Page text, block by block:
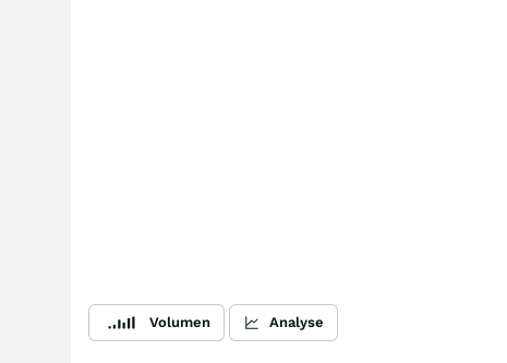
Volumen Analyse